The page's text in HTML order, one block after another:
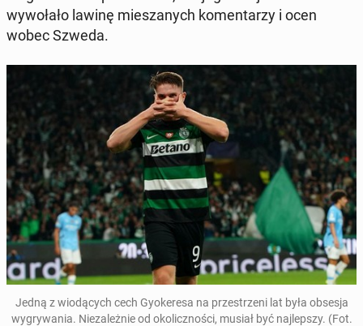
wywołało lawinę mieszanych ko­men­tarzy i ocen
wobec Szweda.
Jedną z wiodą­cych cech Gyok­ere­sa na przestrzeni lat była obsesja
wygry­wa­nia. Nieza­leżnie od okolicznoś­ci, musiał być na­jlep­szy. (Fot.